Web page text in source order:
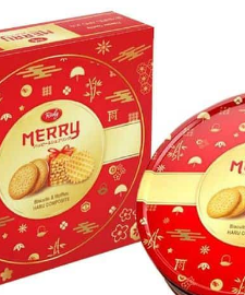
Mã
Ngày
Điều